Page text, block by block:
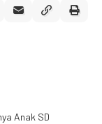
Anak SD